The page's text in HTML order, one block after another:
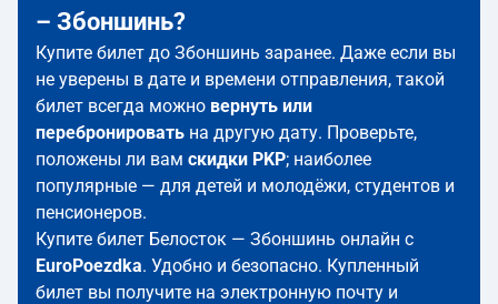
– Збоншинь?
Купите билет до Збоншинь заранее. Даже если вы
не уверены в дате и времени отправления, такой
билет всегда можно вернуть или
перебронировать на другую дату. Проверьте,
положены ли вам скидки PKP; наиболее
популярные — для детей и молодёжи, студентов и
пенсионеров.
Купите билет Белосток — Збоншинь онлайн с
EuroPoezdka. Удобно и безопасно. Купленный
билет вы получите на электронную почту и